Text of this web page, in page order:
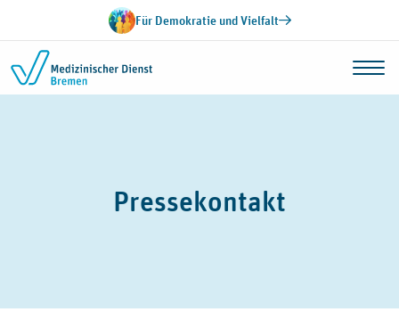
Zum Inhalt springenFür Demokratie und Vielfalt
Pressekontakt